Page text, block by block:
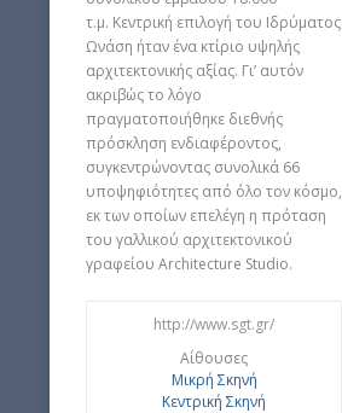
τ.μ. Κεντρική επιλογή του Ιδρύματος
Ωνάση ήταν ένα κτίριο υψηλής
αρχιτεκτονικής αξίας. Γι’ αυτόν
ακριβώς το λόγο
πραγματοποιήθηκε διεθνής
πρόσκληση ενδιαφέροντος,
συγκεντρώνοντας συνολικά 66
υποψηφιότητες από όλο τον κόσμο,
εκ των οποίων επελέγη η πρόταση
του γαλλικού αρχιτεκτονικού
γραφείου Architecture Studio.
http://www.sgt.gr/
Αίθουσες
Μικρή Σκηνή
Κεντρική Σκηνή